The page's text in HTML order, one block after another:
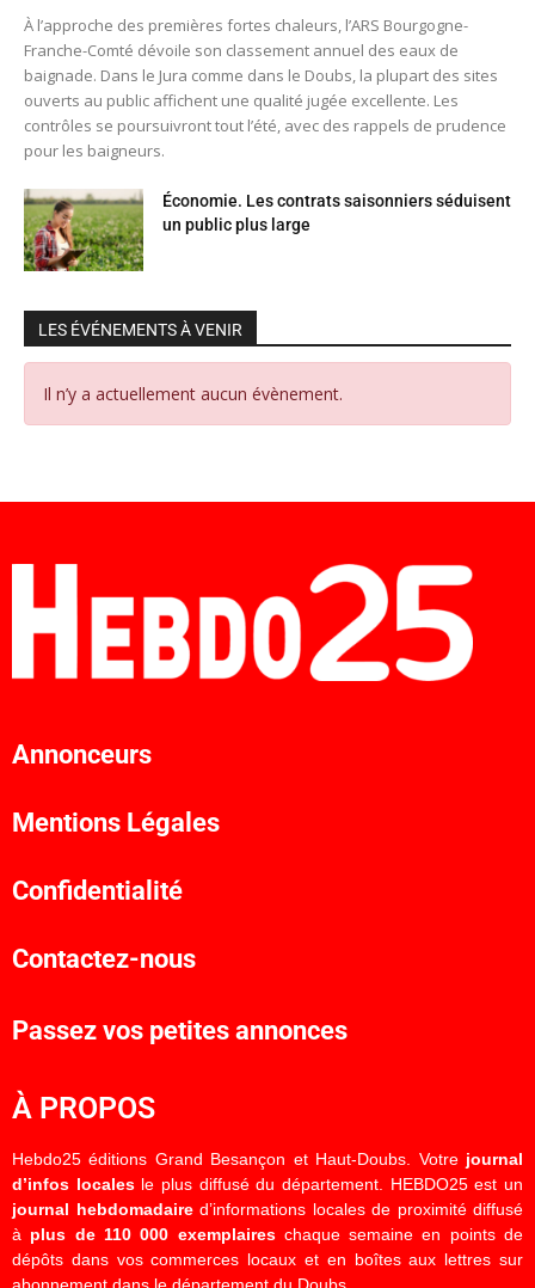
À l’approche des premières fortes chaleurs, l’ARS Bourgogne-
Franche-Comté dévoile son classement annuel des eaux de
baignade. Dans le Jura comme dans le Doubs, la plupart des sites
ouverts au public affichent une qualité jugée excellente. Les
contrôles se poursuivront tout l’été, avec des rappels de prudence
pour les baigneurs.
Économie. Les contrats saisonniers séduisent
un public plus large
LES ÉVÉNEMENTS À VENIR
Il n’y a actuellement aucun évènement.
Annonceurs
Mentions Légales
Confidentialité
Contactez-nous
Passez vos petites annonces
À PROPOS
Hebdo25 éditions Grand Besançon et Haut-Doubs. Votre journal
d’infos localesle plus diffusé du département. HEBDO25 est un
journal hebdomadaired’informations locales de proximité diffusé
à plus de 110 000 exemplaireschaque semaine en points de
dépôts dans vos commerces locaux et en boîtes aux lettres sur
abonnement dans le département du Doubs.